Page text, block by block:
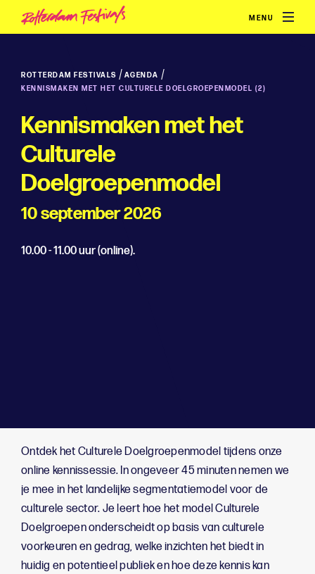
MENU
ROTTERDAM FESTIVALS / AGENDA /
KENNISMAKEN MET HET CULTURELE DOELGROEPENMODEL (2)
Kennismaken met het
Culturele
Doelgroepenmodel
10 september 2026
10.00 - 11.00 uur (online).
Ontdek het Culturele Doelgroepenmodel tijdens onze
online kennissessie. In ongeveer 45 minuten nemen we
je mee in het landelijke segmentatiemodel voor de
culturele sector. Je leert hoe het model Culturele
Doelgroepen onderscheidt op basis van culturele
voorkeuren en gedrag, welke inzichten het biedt in
huidig en potentieel publiek en hoe deze kennis kan